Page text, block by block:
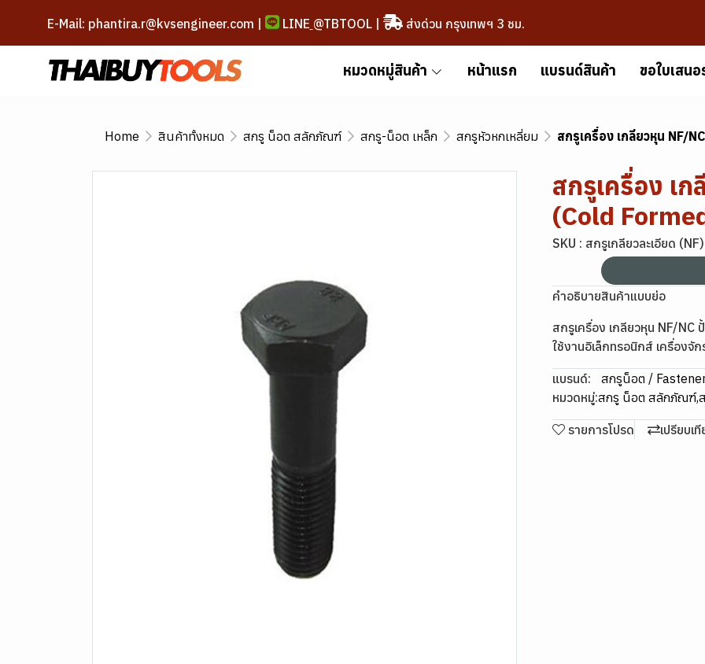
E-Mail: phantira.r@kvsengineer.com | LINE @TBTOOL| ส่งด่วน กรุงเทพฯ 3 ชม.
หมวดหมู่สินค้า หน้าแรก แบรนด์สินค้า ขอใบเสนอ
Home สินค้าทั้งหมด สกรู น็อต สลักภัณฑ์ สกรู-น็อต เหล็ก สกรูหัวหกเหลี่ยม สกรูเครื่อง เกลียวหุน NF/
สกรูเครื่อง เ
(Cold
SKU : สกรูเกลียวละเอียด
คำอธิบายสินค้าแบบย่อ
สกรูเครื่อง เกลียวหุน NF/NC
ใช้งานอิเล็กทรอนิกส์ เครื่องจั
แบรนด์:
สกรูน็อต /
หมวดหมู่:สกรู น็อต สลักภัณฑ์,
รายการโปรด เปรียบเ